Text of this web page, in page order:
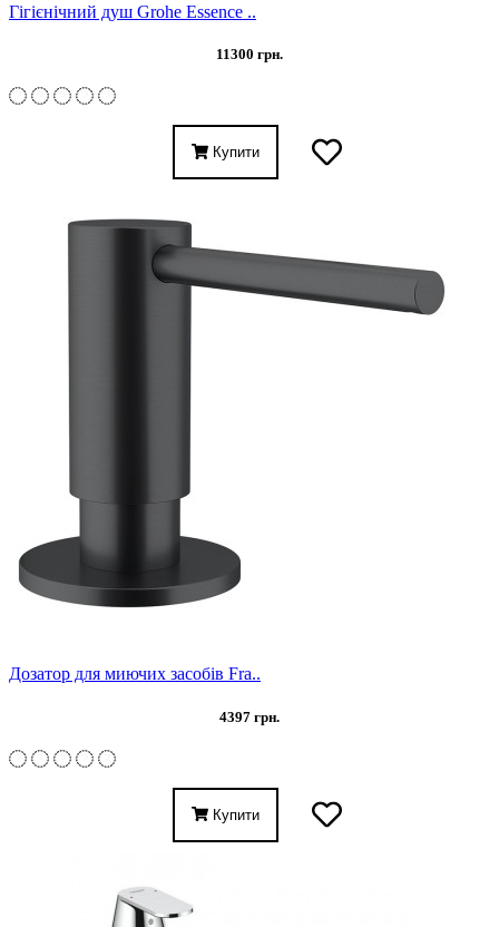
Гігієнічний душ Grohe Essence ..
11300 грн.
Купити
Дозатор для миючих засобів Fra..
4397 грн.
Купити